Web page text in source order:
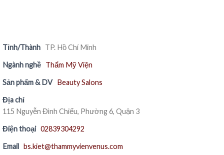
Tỉnh/Thành TP. Hồ Chí Minh
Ngành nghề Thẩm Mỹ Viện
Sản phẩm & DV Beauty Salons
Địa chỉ
115 Nguyễn Đình Chiểu, Phường 6, Quận 3
Điện thoại 02839304292
Email bs.kiet@thammyvienvenus.com